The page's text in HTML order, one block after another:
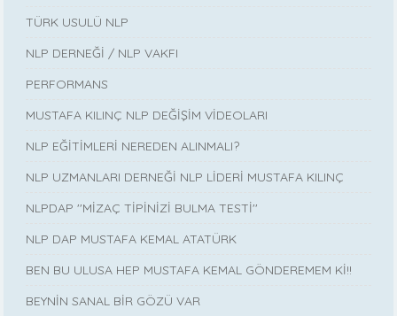
TÜRK USULÜ NLP
NLP DERNEĞİ / NLP VAKFI
PERFORMANS
MUSTAFA KILINÇ NLP DEĞİŞİM VİDEOLARI
NLP EĞİTİMLERİ NEREDEN ALINMALI?
NLP UZMANLARI DERNEĞİ NLP LİDERİ MUSTAFA KILINÇ
NLPDAP ''MİZAÇ TİPİNİZİ BULMA TESTİ''
NLP DAP MUSTAFA KEMAL ATATÜRK
BEN BU ULUSA HEP MUSTAFA KEMAL GÖNDEREMEM Kİ!!
BEYNİN SANAL BİR GÖZÜ VAR